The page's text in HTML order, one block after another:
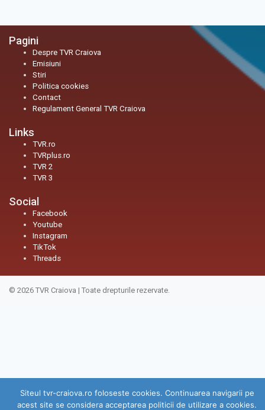
Pagini
Despre TVR Craiova
Emisiuni
Stiri
Politica cookies
Contact
Regulament General TVR Craiova
Links
TVR.ro
TVRplus.ro
TVR 2
TVR 3
Social
Facebook
Youtube
Instagram
TikTok
Threads
© 2026 TVR Craiova | Toate drepturile rezervate.
Siteul tvr-craiova.ro foloseste cookies. Continuarea navigarii pe
acest site se considera acceptarea politicii de utilizare a cookies.